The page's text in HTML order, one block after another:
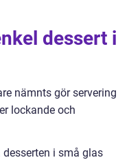
dessert i
nämnts gör servering
lockande och
i små glas